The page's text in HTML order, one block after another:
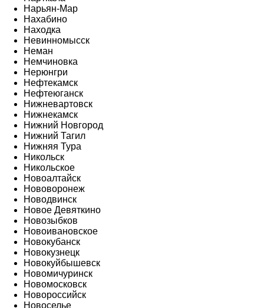
Нарьян-Мар
Нахабино
Находка
Невинномысск
Неман
Немчиновка
Нерюнгри
Нефтекамск
Нефтеюганск
Нижневартовск
Нижнекамск
Нижний Новгород
Нижний Тагил
Нижняя Тура
Никольск
Никольское
Новоалтайск
Нововоронеж
Новодвинск
Новое Девяткино
Новозыбков
Новоивановское
Новокубанск
Новокузнецк
Новокуйбышевск
Новомичуринск
Новомосковск
Новороссийск
Новоселье